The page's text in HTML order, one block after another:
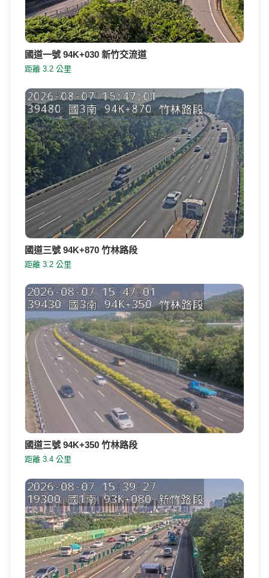
國道一號 94K+030 新竹交流道
距離 3.2 公里
國道三號 94K+870 竹林路段
距離 3.2 公里
國道三號 94K+350 竹林路段
距離 3.4 公里